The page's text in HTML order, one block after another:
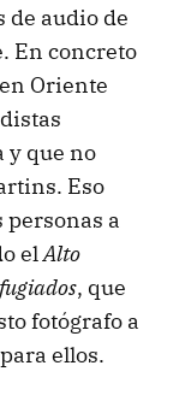
de audio de
En concreto
Oriente
y que no
Eso
personas a
elAlto
, que
fotógrafo a
ellos.